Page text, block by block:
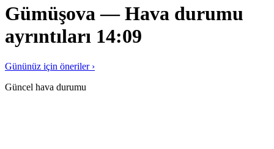
Gümüşova — Hava durumu
ayrıntıları 14:09
Gününüz için öneriler ›
Güncel hava durumu